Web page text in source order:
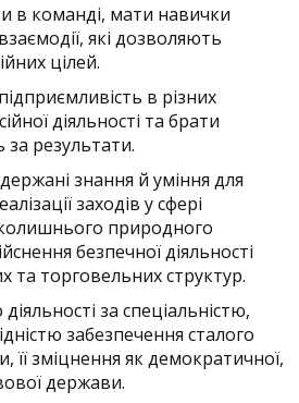
в команді, мати навички
які дозволяють
цілей.
в різних
діяльності та брати
за результати.
знання й уміння для
заходів у сфері
природного
безпечної діяльності
та торговельних структур.
за спеціальністю,
забезпечення сталого
її зміцнення як демократичної,
держави.